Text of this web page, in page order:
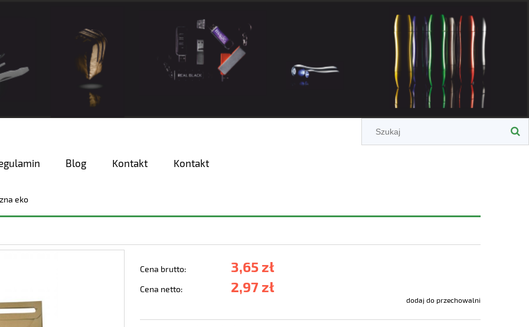
Blog Kontakt Kontakt
eko
Cena brutto: 3,65 zł
Cena netto: 2,97 zł
dodaj do przechowalni